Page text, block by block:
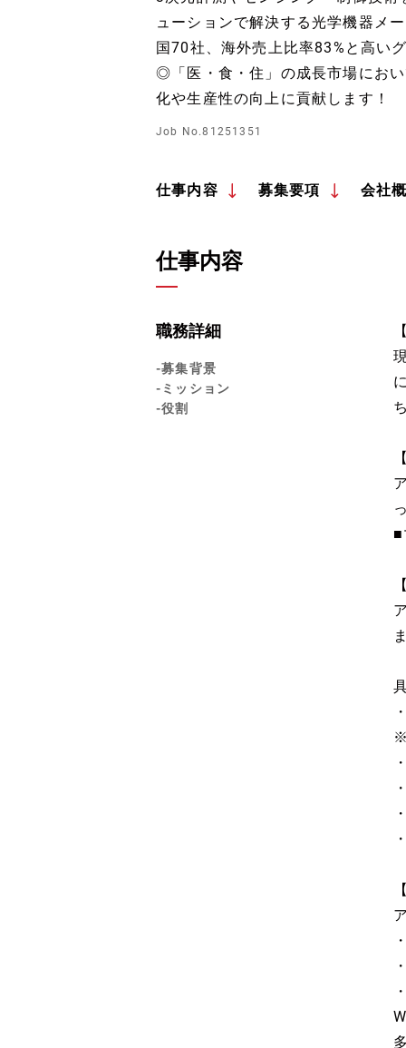
ューションで解決する光学機器メ
国70社、海外売上比率83%と高い
◎「医・食・住」の成長市場にお
化や生産性の向上に貢献します！
Job No.81251351
仕事内容 募集要項 会社
仕事内容
職務詳細
-募集背景
-ミッション
-役割
■